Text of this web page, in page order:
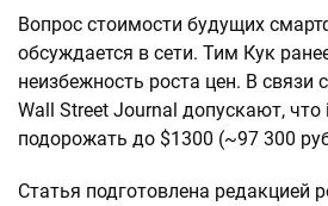
Вопрос стоимости будущих
обсуждается в сети. Тим Кук
неизбежность роста цен. В связи
Wall Street Journal допускают,
подорожать до $1300 (~97 300
Статья подготовлена редакцией